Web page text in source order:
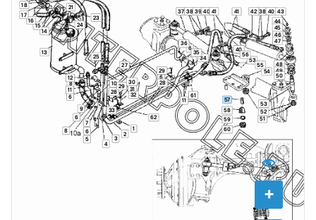
+
1
2
3
4
5
6
6
6
6
6
7
8
8
9
10
11
11
12
13
14
15
16
17
18 21
23
24
25
27
28
28
29
29
30
31
32
33
34
35
36
37 38 38
39 40 40
40
41 41 42
43
44
45
46
47
48
49
50
51
52
53
53
54
55
56
57
58
59
60
61
62
63